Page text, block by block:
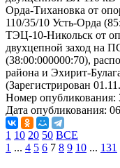
Орда-Тихановка от
110/35/10 Усть-Орда
ТЭЦ-10-Никольск от
двухцепной заход на
(38:00:000000:70),
района и Эхирит-
(Зарегистрирован
Номер опубликования:
Дата опубликования:
1 10 20 50 ВСЕ
1 ... 4 5 6 7 8 9 10 ... 131